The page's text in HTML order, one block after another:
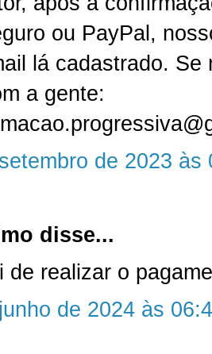
ou PayPal,
lá cadastrado.
a gente:
de 2023 às
disse...
de realizar o
de 2024 às